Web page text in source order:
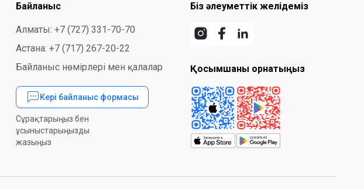
Байланыс
Алматы: +7 (727) 331-70-70
Астана: +7 (717) 267-20-22
Байланыс нөмірлері мен қалалар
Кері байланыс формасы
Сұрақтарыңыз бен
ұсыныстарыңызды
жазыңыз
Біз әлеуметтік желідеміз
Қосымшаны орнатыңыз